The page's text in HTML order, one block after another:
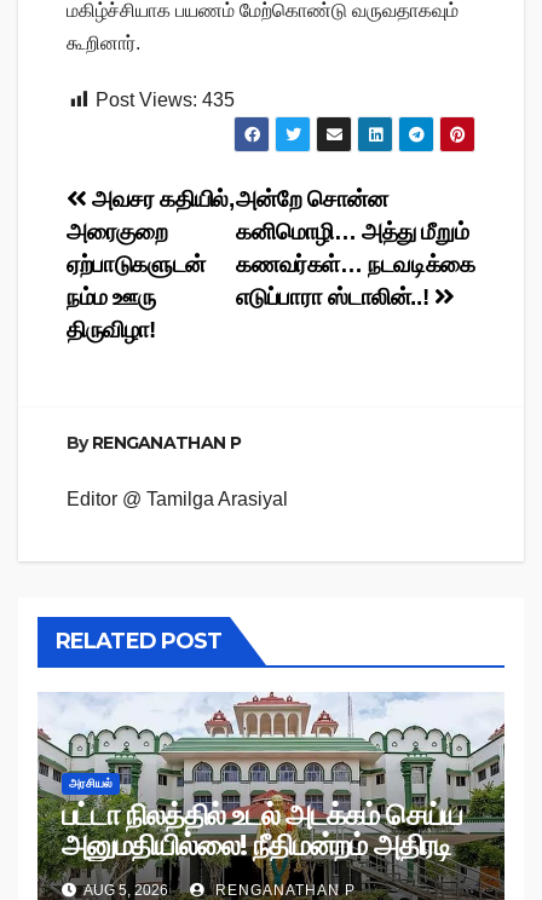
மகிழ்ச்சியாக பயணம் மேற்கொண்டு வருவதாகவும்
கூறினார்.
Post Views: 435
Post
navigation
அன்றே சொன்ன
கனிமொழி… அத்து மீறும்
கணவர்கள்… நடவடிக்கை
எடுப்பாரா ஸ்டாலின்..!
அவசர கதியில்,
அரைகுறை
ஏற்பாடுகளுடன்
நம்ம ஊரு
திருவிழா!
ByRENGANATHAN P
Editor @ Tamilga Arasiyal
RELATED POST
அரசியல்
பட்டா நிலத்தில் உடல் அடக்கம் செய்ய
அனுமதியில்லை! நீதிமன்றம் அதிரடி
உத்தரவு!
AUG 5, 2026 RENGANATHAN P